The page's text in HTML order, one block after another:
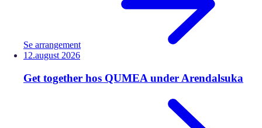
Se arrangement
12.august 2026
Get together hos QUMEA under Arendalsuka